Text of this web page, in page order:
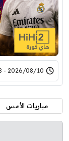
2026/08/10 - 12:38
مباريات الأمس